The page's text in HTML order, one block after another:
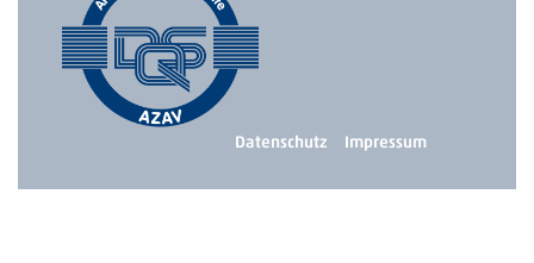
Impressum
Datenschutz